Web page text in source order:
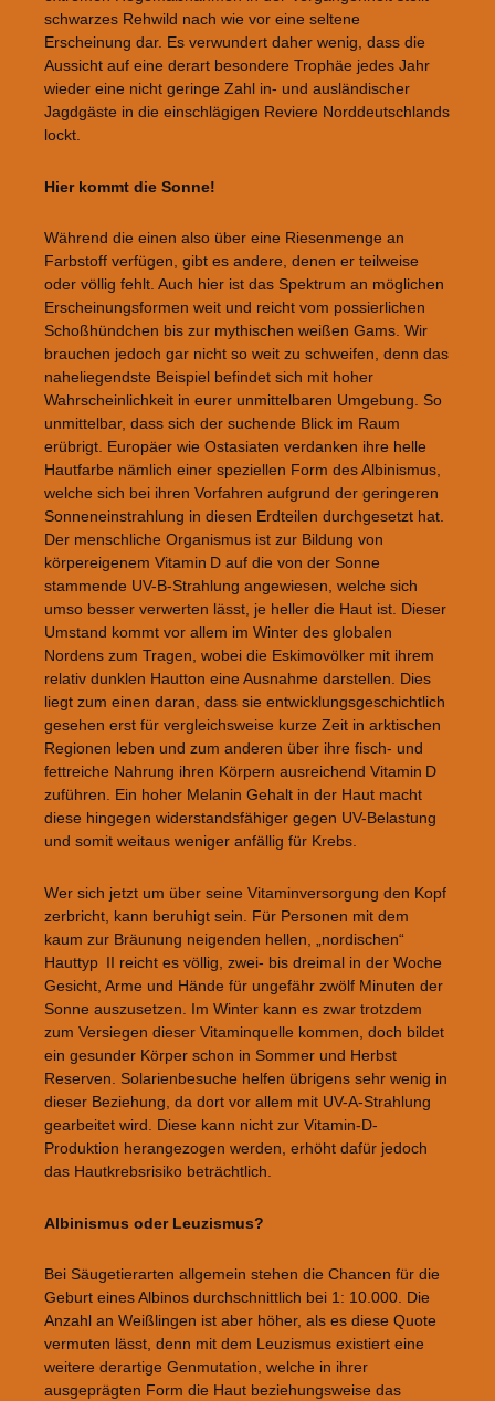
schwarzes Rehwild nach wie vor eine seltene
Erscheinung dar. Es verwundert daher wenig, dass die
Aussicht auf eine derart besondere Trophäe jedes Jahr
wieder eine nicht geringe Zahl in- und ausländischer
Jagdgäste in die einschlägigen Reviere Norddeutschlands
lockt.
Hier kommt die Sonne!
Während die einen also über eine Riesenmenge an
Farbstoff verfügen, gibt es andere, denen er teilweise
oder völlig fehlt. Auch hier ist das Spektrum an möglichen
Erscheinungsformen weit und reicht vom possierlichen
Schoßhündchen bis zur mythischen weißen Gams. Wir
brauchen jedoch gar nicht so weit zu schweifen, denn das
naheliegendste Beispiel befindet sich mit hoher
Wahrscheinlichkeit in eurer unmittelbaren Umgebung. So
unmittelbar, dass sich der suchende Blick im Raum
erübrigt. Europäer wie Ostasiaten verdanken ihre helle
Hautfarbe nämlich einer speziellen Form des Albinismus,
welche sich bei ihren Vorfahren aufgrund der geringeren
Sonneneinstrahlung in diesen Erdteilen durchgesetzt hat.
Der menschliche Organismus ist zur Bildung von
körpereigenem Vitamin D auf die von der Sonne
stammende UV-B-Strahlung angewiesen, welche sich
umso besser verwerten lässt, je heller die Haut ist. Dieser
Umstand kommt vor allem im Winter des globalen
Nordens zum Tragen, wobei die Eskimovölker mit ihrem
relativ dunklen Hautton eine Ausnahme darstellen. Dies
liegt zum einen daran, dass sie entwicklungsgeschichtlich
gesehen erst für vergleichsweise kurze Zeit in arktischen
Regionen leben und zum anderen über ihre fisch- und
fettreiche Nahrung ihren Körpern ausreichend Vitamin D
zuführen. Ein hoher Melanin Gehalt in der Haut macht
diese hingegen widerstandsfähiger gegen UV-Belastung
und somit weitaus weniger anfällig für Krebs.
Wer sich jetzt um über seine Vitaminversorgung den Kopf
zerbricht, kann beruhigt sein. Für Personen mit dem
kaum zur Bräunung neigenden hellen, „nordischen“
Hauttyp II reicht es völlig, zwei- bis dreimal in der Woche
Gesicht, Arme und Hände für ungefähr zwölf Minuten der
Sonne auszusetzen. Im Winter kann es zwar trotzdem
zum Versiegen dieser Vitaminquelle kommen, doch bildet
ein gesunder Körper schon in Sommer und Herbst
Reserven. Solarienbesuche helfen übrigens sehr wenig in
dieser Beziehung, da dort vor allem mit UV-A-Strahlung
gearbeitet wird. Diese kann nicht zur Vitamin-D-
Produktion herangezogen werden, erhöht dafür jedoch
das Hautkrebsrisiko beträchtlich.
Albinismus oder Leuzismus?
Bei Säugetierarten allgemein stehen die Chancen für die
Geburt eines Albinos durchschnittlich bei 1: 10.000. Die
Anzahl an Weißlingen ist aber höher, als es diese Quote
vermuten lässt, denn mit dem Leuzismus existiert eine
weitere derartige Genmutation, welche in ihrer
ausgeprägten Form die Haut beziehungsweise das